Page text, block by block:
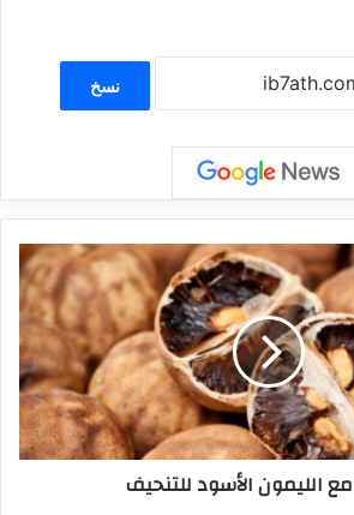
نسخ
الليمون الأسود للتنحيف